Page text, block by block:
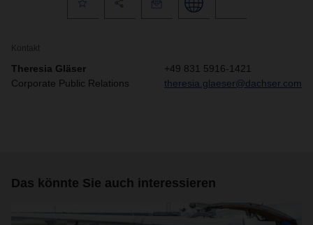
Kontakt
Theresia Gläser
Corporate Public Relations
+49 831 5916-1421
theresia.glaeser@dachser.com
Das könnte Sie auch interessieren